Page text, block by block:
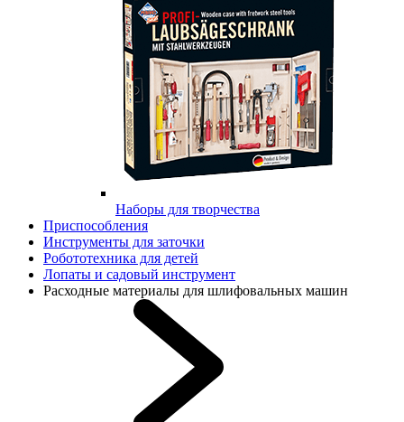
Наборы для творчества
Приспособления
Инструменты для заточки
Робототехника для детей
Лопаты и садовый инструмент
Расходные материалы для шлифовальных машин